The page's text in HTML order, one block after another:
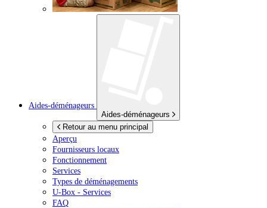
Aides-déménageurs
Aides-déménageurs
Retour au menu principal
Aperçu
Fournisseurs locaux
Fonctionnement
Services
Types de déménagements
U-Box - Services
FAQ